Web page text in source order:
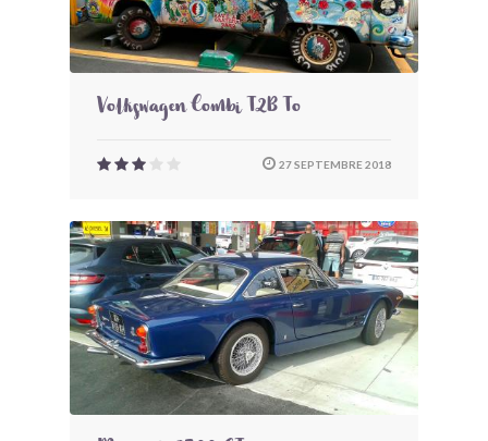
Volkswagen Combi T2B To
27 SEPTEMBRE 2018